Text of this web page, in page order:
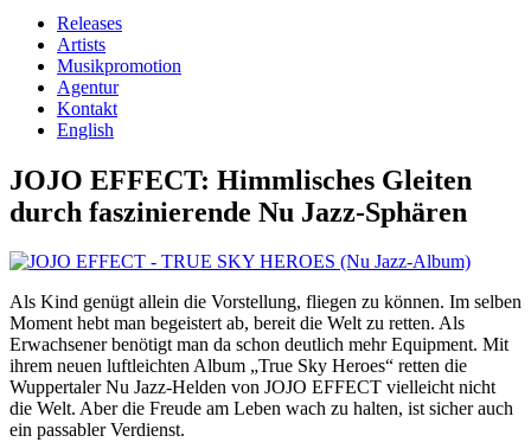
Releases
Artists
Musikpromotion
Agentur
Kontakt
English
JOJO EFFECT: Himmlisches Gleiten
durch faszinierende Nu Jazz-Sphären
Als Kind genügt allein die Vorstellung, fliegen zu können. Im selben
Moment hebt man begeistert ab, bereit die Welt zu retten. Als
Erwachsener benötigt man da schon deutlich mehr Equipment. Mit
ihrem neuen luftleichten Album „True Sky Heroes“ retten die
Wuppertaler Nu Jazz-Helden von JOJO EFFECT vielleicht nicht
die Welt. Aber die Freude am Leben wach zu halten, ist sicher auch
ein passabler Verdienst.